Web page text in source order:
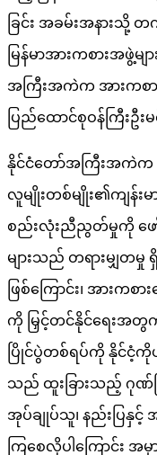
ခြင်း အခမ်းအနားသို့ တ
မြန်မာအားကစားအဖွဲ့မ
အကြီးအကဲက အားကစား
ပြည်ထောင်စုဝန်ကြီးဦ
နိုင်ငံတော်အကြီးအကဲက
လူမျိုးတစ်မျိုး၏ကျန်းမ
စည်းလုံးညီညွတ်မှုကို ဖော်
များသည် တရားမျှတ
ဖြစ်ကြောင်း၊ အားကစ
ကို မြှင့်တင်နိုင်ရေးအ
ပြိုင်ပွဲတစ်ရပ်ကို နိုင်ငံ့ကိုယ်
သည် ထူးခြားသည့် ဂုဏ်
အုပ်ချုပ်သူ၊ နည်းပြနှင့်
ကြစေလိုပါကြောင်း အ